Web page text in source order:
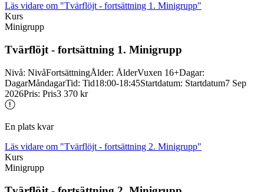
Läs vidare om "Tvärflöjt - fortsättning 1. Minigrupp"
Kurs
Minigrupp
Tvärflöjt - fortsättning 1. Minigrupp
Nivå: NivåFortsättningÅlder: ÅlderVuxen 16+Dagar:
DagarMåndagarTid: Tid18:00-18:45Startdatum: Startdatum7 Sep
2026Pris: Pris3 370 kr
En plats kvar
Läs vidare om "Tvärflöjt - fortsättning 2. Minigrupp"
Kurs
Minigrupp